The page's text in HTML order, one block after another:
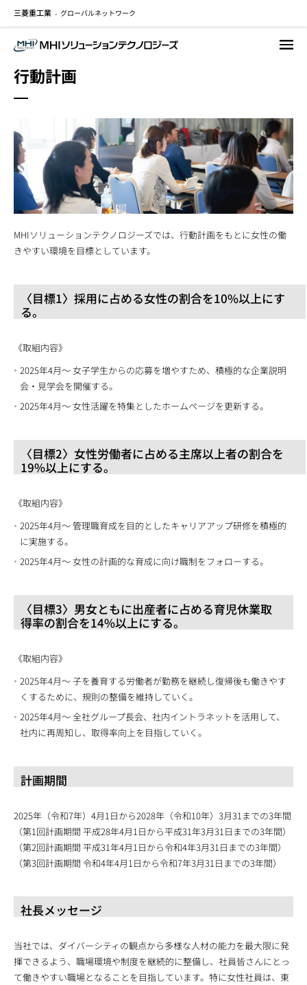
三菱重工業 - グローバルネットワーク
行動計画
MHIソリューションテクノロジーズでは、行動計画をもとに女性の働
きやすい環境を目標としています。
〈目標1〉採用に占める女性の割合を10%以上にす
る。
《取組内容》
2025年4月〜 女子学生からの応募を増やすため、積極的な企業説明
会・見学会を開催する。
2025年4月〜 女性活躍を特集としたホームページを更新する。
〈目標2〉女性労働者に占める主席以上者の割合を
19%以上にする。
《取組内容》
2025年4月〜 管理職育成を目的としたキャリアアップ研修を積極的
に実施する。
2025年4月〜 女性の計画的な育成に向け職制をフォローする。
〈目標3〉男女ともに出産者に占める育児休業取
得率の割合を14%以上にする。
《取組内容》
2025年4月〜 子を養育する労働者が勤務を継続し復帰後も働きやす
くするために、規則の整備を維持していく。
2025年4月〜 全社グループ長会、社内イントラネットを活用して、
社内に再周知し、取得率向上を目指していく。
計画期間
2025年（令和7年）4月1日から2028年（令和10年）3月31までの3年間
（第1回計画期間 平成28年4月1日から平成31年3月31日までの3年間）
（第2回計画期間 平成31年4月1日から令和4年3月31日までの3年間）
（第3回計画期間 令和4年4月1日から令和7年3月31日までの3年間）
社長メッセージ
当社では、ダイバーシティの観点から多様な人材の能力を最大限に発
揮できるよう、職場環境や制度を継続的に整備し、社員皆さんにとっ
て働きやすい職場となることを目指しています。特に女性社員は、東